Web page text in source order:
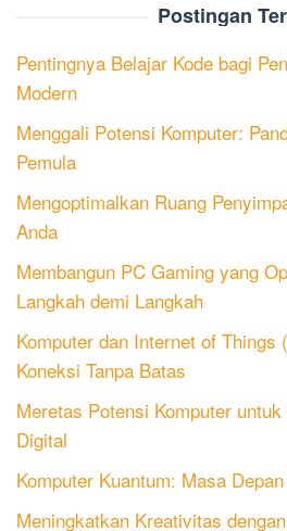
Postingan
Pentingnya Belajar Kode bagi
Modern
Menggali Potensi Komputer:
Pemula
Mengoptimalkan Ruang
Anda
Membangun PC Gaming yang
Langkah demi Langkah
Komputer dan Internet of Things
Koneksi Tanpa Batas
Meretas Potensi Komputer
Digital
Komputer Kuantum: Masa
Meningkatkan Kreativitas